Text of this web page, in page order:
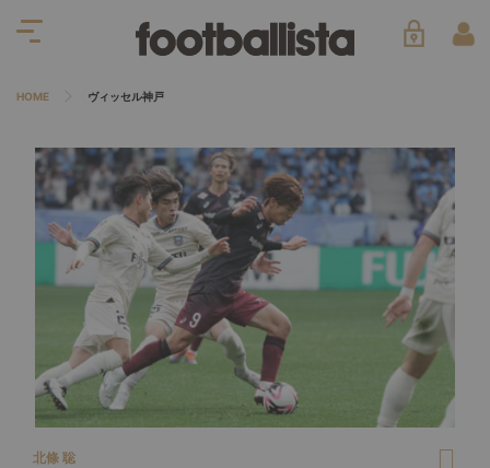
HOME ヴィッセル神戸
北條 聡